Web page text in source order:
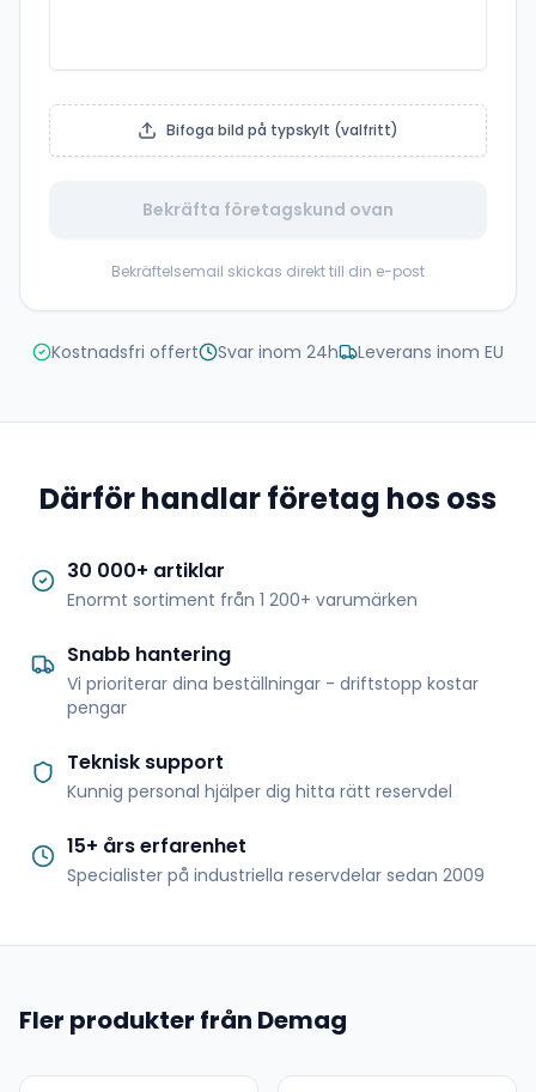
Bifoga bild på typskylt (valfritt)
Bekräfta företagskund ovan
Bekräftelsemail skickas direkt till din e-post
Kostnadsfri offert Svar inom 24h Leverans inom EU
Därför handlar företag hos oss
30 000+ artiklar
Enormt sortiment från 1 200+ varumärken
Snabb hantering
Vi prioriterar dina beställningar - driftstopp kostar
pengar
Teknisk support
Kunnig personal hjälper dig hitta rätt reservdel
15+ års erfarenhet
Specialister på industriella reservdelar sedan 2009
Fler produkter från Demag